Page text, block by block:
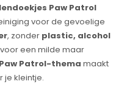
Paw Patrol
voor de gevoelige
, zonder plastic, alcohol
een milde maar
Paw Patrol-thema maakt
je kleintje.